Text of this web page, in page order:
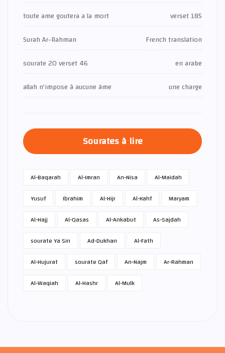
toute ame goutera a la mort
verset 185
Surah Ar-Rahman
French translation
sourate 20 verset 46
en arabe
allah n'impose à aucune âme
une charge
Sourates à lire
Al-Baqarah Al-Imran An-Nisa
Al-Maidah
Yusuf
Ibrahim Al-Hijr Al-Kahf
Maryam
Al-Hajj
Al-Qasas Al-Ankabut
As-Sajdah
sourate Ya Sin
Ad-Dukhan
Al-Fath
Al-Hujurat
sourate Qaf An-Najm
Ar-Rahman
Al-Waqiah
Al-Hashr Al-Mulk